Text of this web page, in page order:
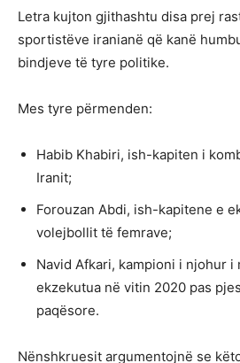
Letra kujton gjithashtu disa prej
sportistëve iranianë që kanë
bindjeve të tyre politike.
Mes tyre përmenden:
Habib Khabiri, ish-kapiten i
Iranit;
Forouzan Abdi, ish-kapitene e
volejbollit të femrave;
Navid Afkari, kampioni i njohur i
ekzekutua në vitin 2020 pas
paqësore.
Nënshkruesit argumentojnë se